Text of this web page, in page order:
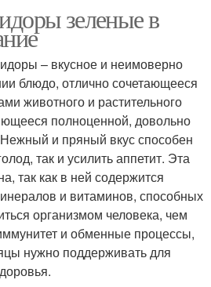
зеленые в
– вкусное и неимоверно
блюдо, отлично сочетающееся
животного и растительного
полноценной, довольно
Нежный и пряный вкус способен
так и усилить аппетит. Эта
так как в ней содержится
и витаминов, способных
организмом человека, чем
и обменные процессы,
нужно поддерживать для